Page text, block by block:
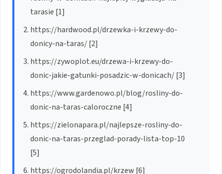
tarasie [1]
https://hardwood.pl/drzewka-i-krzewy-do-
donicy-na-taras/ [2]
https://zywoplot.eu/drzewa-i-krzewy-do-
donic-jakie-gatunki-posadzic-w-donicach/ [3]
https://www.gardenowo.pl/blog/rosliny-do-
donic-na-taras-caloroczne [4]
https://zielonapara.pl/najlepsze-rosliny-do-
donic-na-taras-przeglad-porady-lista-top-10
[5]
https://ogrodolandia.pl/krzew [6]